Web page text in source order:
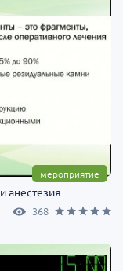
мероприятие
анестезия
368